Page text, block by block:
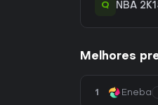
Q NBA
Melhores
1 Eneba